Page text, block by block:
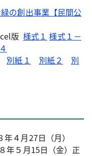
の創出事業【民間公
版様式１ 様式１－
別紙１
別紙２
別
日（月）
15日（金）正